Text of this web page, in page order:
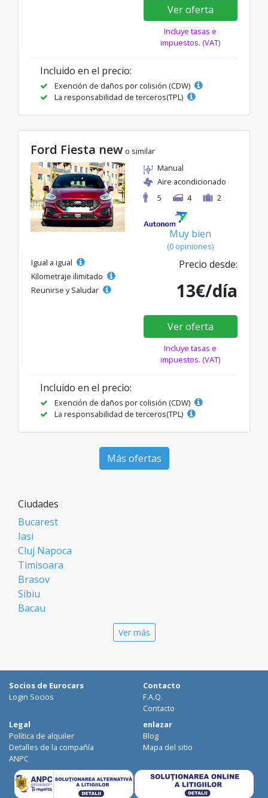
Ver oferta
Incluye tasas e
impuestos. (VAT)
Incluido en el precio:
Exención de daños por colisión (CDW)
La responsabilidad de terceros(TPL)
Ford Fiesta new o similar
Manual
Aire acondicionado
5
4 2
Muy bien
(0 opiniones)
Igual a igual
Kilometraje ilimitado
Reunirse y Saludar
Precio desde:
13€/día
Ver oferta
Incluye tasas e
impuestos. (VAT)
Incluido en el precio:
Exención de daños por colisión (CDW)
La responsabilidad de terceros(TPL)
Más ofertas
Ciudades
Bucarest
Iasi
Cluj Napoca
Timisoara
Brasov
Sibiu
Bacau
Galati
Suceava
Focsani
Targoviste
Ploiesti
Craiova
Botosani
Deva
Ver más
Socios de Eurocars
Login Socios
Contacto
F.A.Q.
Contacto
Legal
Política de alquiler
Detalles de la compañía
ANPC
enlazar
Blog
Mapa del sitio